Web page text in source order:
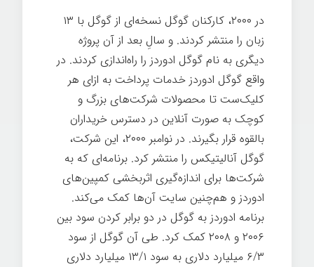
در ۲۰۰۰، کارکنان گوگل نسخه‌ای از گوگل با ۱۳
زبان را منتشر کردند. و سالِ بعد از آن پروژه
دیگری به نام گوگل ادوردز را راه‌اندازی کردند. در
واقع گوگل ادوردز خدمات پرداخت به ازای هر
کلیک‌ست تا محصولات شرکت‌های بزرگ و
کوچک به صورت آنلاین در دسترس خریداران
بالقوه قرار بگیرند. در نوامبر ۲۰۰۰، اين شركت،
گوگل آنالیتیکس را منتشر كرد. برنامه‌ای که به
شرکت‌ها برای اندازه‌گیری اثربخشی کمپین‌های
ادوردز و هم‌چنین سایت آن‌ها کمک می‌کند.
برنامه ادوردز به گوگل در دو برابر کردن سود بین
۲۰۰۶ و ۲۰۰۸ کمک کرد. طی آن گوگل از سود
۶/۳ میلیارد دلاری به سود ۱۳/۱ میلیارد دلاری